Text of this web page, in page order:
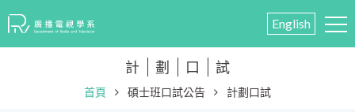
English
計 劃 口 試
首頁 碩士班口試公告 計劃口試